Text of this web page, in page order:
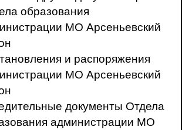
образования
МО Арсеньевский
и распоряжения
МО Арсеньевский
документы Отдела
администрации МО